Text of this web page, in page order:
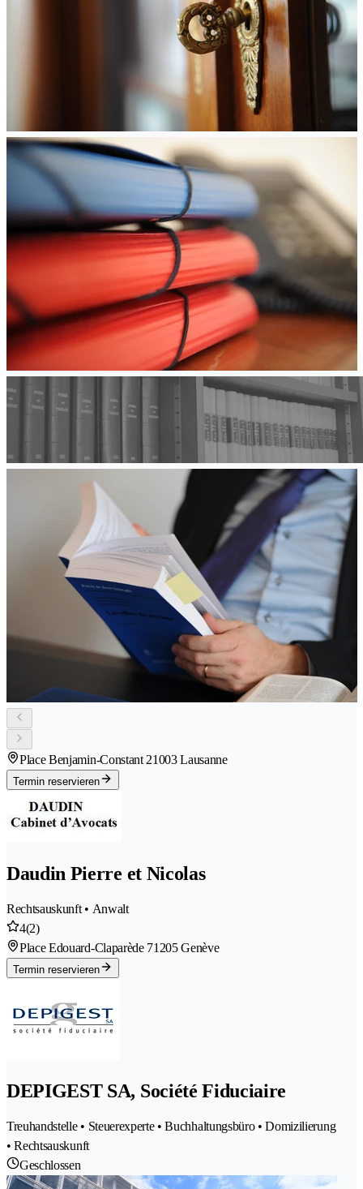
Place Benjamin-Constant 21003 Lausanne
Termin reservieren
Daudin Pierre et Nicolas
Rechtsauskunft • Anwalt
4(2)
Place Edouard-Claparède 71205 Genève
Termin reservieren
DEPIGEST SA, Société Fiduciaire
Treuhandstelle • Steuerexperte • Buchhaltungsbüro • Domizilierung
• Rechtsauskunft
Geschlossen